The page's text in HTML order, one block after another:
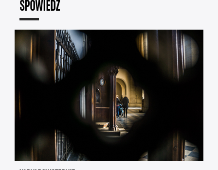
SPOWIEDŹ